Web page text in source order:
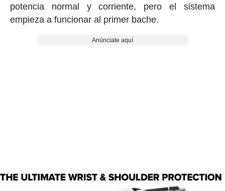
potencia normal y corriente, pero el sistema
empieza a funcionar al primer bache.
Anúnciate aquí